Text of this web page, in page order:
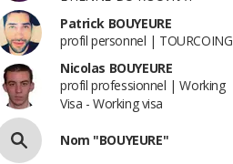
Patrick BOUYEURE
profil personnel | TOURCOING
Nicolas BOUYEURE
profil professionnel | Working
Visa - Working visa
Nom "BOUYEURE"